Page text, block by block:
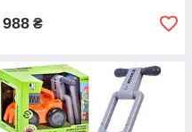
988 ₴